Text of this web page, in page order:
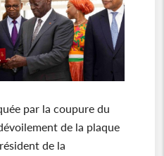
par la coupure du
de la plaque
de la